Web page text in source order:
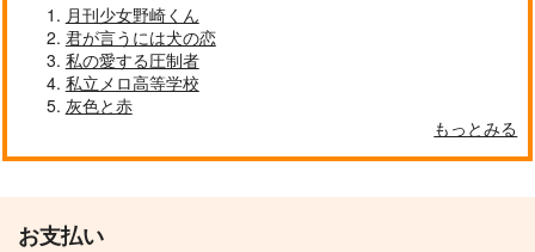
月刊少女野崎くん
君が言うには犬の恋
私の愛する圧制者
私立メロ高等学校
灰色と赤
もっとみる
お支払い